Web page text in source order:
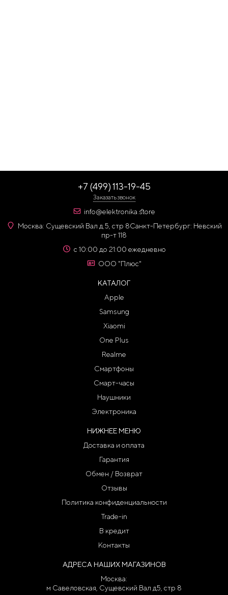
+7 (499) 113-19-45
Заказать звонок
info@elektronika.store
Москва: Сущевский Вал д 5, стр 8Санкт-Петербург: Невский
пр-т 118
с 10:00 до 21:00 ежедневно
ООО "Плюс"
КАТАЛОГ
Apple
Samsung
Xiaomi
One Plus
Realme
Смартфоны
Смарт-часы
Наушники
Электроника
НИЖНЕЕ МЕНЮ
Доставка и оплата
Гарантия
Обмен / Возврат
Отзывы
Политика конфиденциальности
Trade-in
В кредит
Контакты
АДРЕСА НАШИХ МАГАЗИНОВ
Москва:
м Савеловская, Сущевский Вал д5, стр 8